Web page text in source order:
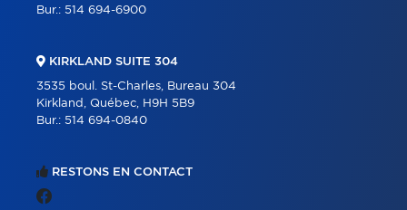
Bur.: 514 694-6900
KIRKLAND SUITE 304
3535 boul. St-Charles, Bureau 304
Kirkland, Québec, H9H 5B9
Bur.: 514 694-0840
RESTONS EN CONTACT